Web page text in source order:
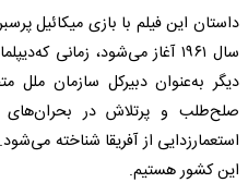
داستان این فیلم با بازی میکائیل
سال ۱۹۶۱ آغاز می‌شود، زمانی
دیگر به‌عنوان دبیرکل سازمان ملل
صلح‌طلب و پرتلاش در
استعمارزدایی از آفریقا شناخته‌
این کشور هستیم.